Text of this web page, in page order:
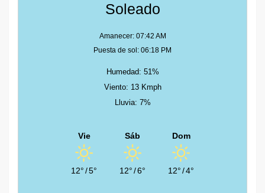
Soleado
Amanecer: 07:42 AM
Puesta de sol: 06:18 PM
Humedad: 51%
Viento: 13 Kmph
Lluvia: 7%
Vie
12°/5°
Sáb
12°/6°
Dom
12°/4°